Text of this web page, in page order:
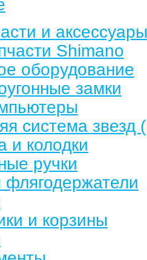
и
Shimano
оборудование
замки
система звезд
и колодки
ручки
флягодержатели
и корзины